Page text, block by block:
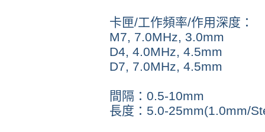
卡匣/工作頻率/作用深度：
M7, 7.0MHz, 3.0mm
D4, 4.0MHz, 4.5mm
D7, 7.0MHz, 4.5mm
間隔：0.5-10mm
長度：5.0-25mm(1.0mm/